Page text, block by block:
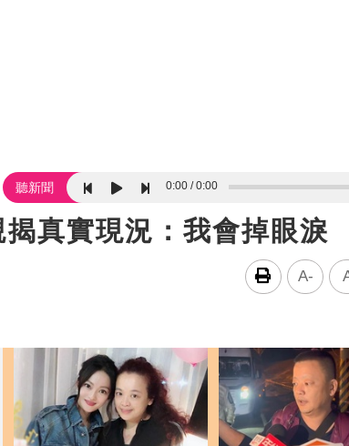
聽新聞 0:00 0:00
真實現況：我會掉眼淚
A-